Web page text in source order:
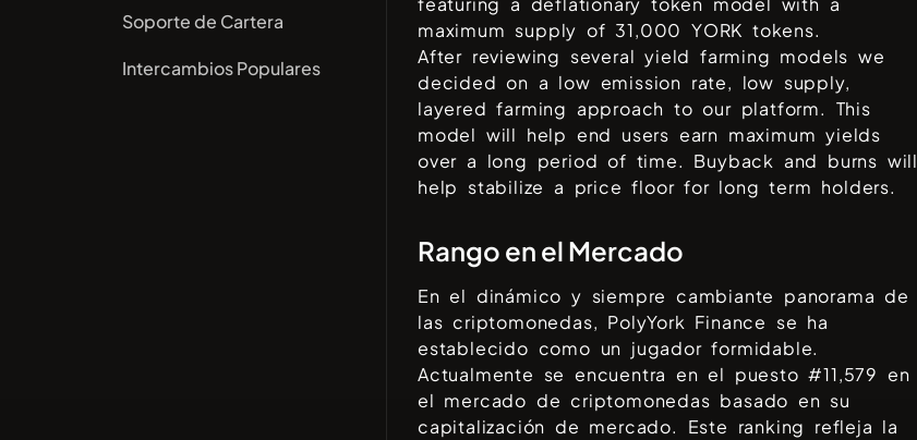
Soporte de Cartera
Intercambios Populares
maximum supply of 31,000 YORK tokens.
After reviewing several yield farming models we
decided on a low emission rate, low supply,
layered farming approach to our platform. This
model will help end users earn maximum yields
over a long period of time. Buyback and burns will
help stabilize a price floor for long term holders.
Rango en el Mercado
En el dinámico y siempre cambiante panorama de
las criptomonedas, PolyYork Finance se ha
establecido como un jugador formidable.
Actualmente se encuentra en el puesto #11,579 en
el mercado de criptomonedas basado en su
capitalización de mercado. Este ranking refleja la